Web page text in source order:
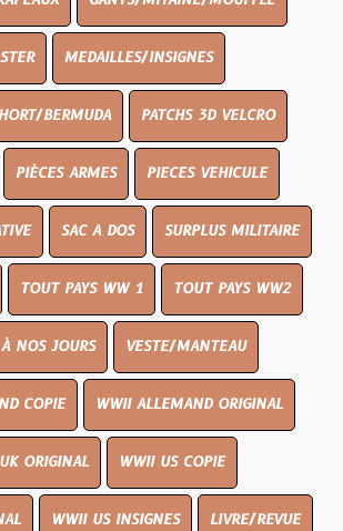
MEDAILLES/INSIGNES
BERMUDA PATCHS 3D VELCRO
PIÈCES ARMES PIECES VEHICULE
SAC A DOS SURPLUS MILITAIRE
TOUT PAYS WW 1 TOUT PAYS WW2
NOS JOURS VESTE/MANTEAU
COPIE WWII ALLEMAND ORIGINAL
ORIGINAL WWII US COPIE
WWII US INSIGNES LIVRE/REVUE